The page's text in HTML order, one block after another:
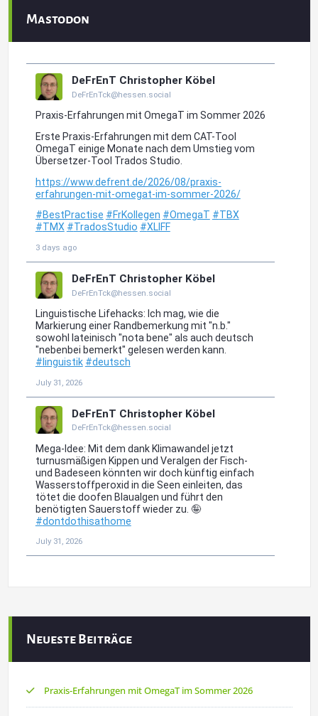
Mastodon
Neueste Beiträge
Praxis-Erfahrungen mit OmegaT im Sommer 2026